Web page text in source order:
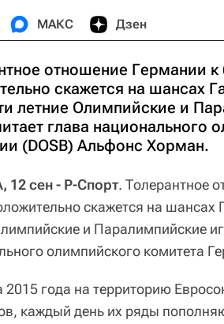
МАКС Дзен
отношение Германии
скажется на шансах
летние Олимпийские и
глава национального
(DOSB) Альфонс Хорман.
сен - Р-Спорт. Толерантное
скажется на шансах
и Паралимпийские
олимпийского комитета
2015 года на территорию
каждый день их ряды